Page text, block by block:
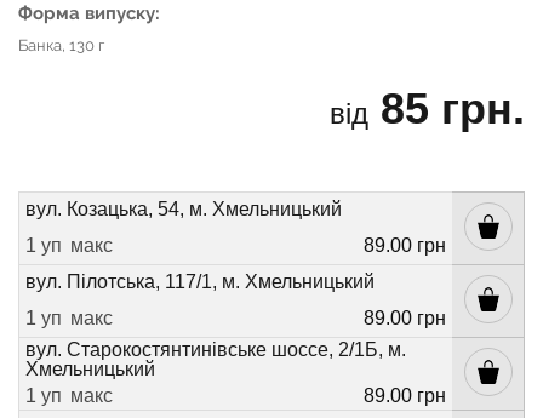
Форма випуску:
Банка, 130 г
від 85 грн.
вул. Козацька, 54, м. Хмельницький
1 уп макс
89.00 грн
вул. Пілотська, 117/1, м. Хмельницький
1 уп макс
89.00 грн
вул. Старокостянтинівське шоссе, 2/1Б, м.
Хмельницький
1 уп макс
89.00 грн